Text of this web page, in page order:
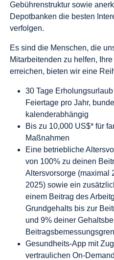
Gebührenstruktur sowie
Depotbanken die besten
verfolgen.
Es sind die Menschen, die
Mitarbeitenden zu helfen,
erreichen, bieten wir eine
30 Tage
Feiertage pro Jahr,
kalenderabhängig
Bis zu 10,000 US$* für
Maßnahmen
Eine betriebliche
von 100% zu deinen
Altersvorsorge (maximal
2025) sowie ein
einem Beitrag des
Grundgehalts bis zur
und 9% deiner
Gesundheits-App mit
vertraulichen On-